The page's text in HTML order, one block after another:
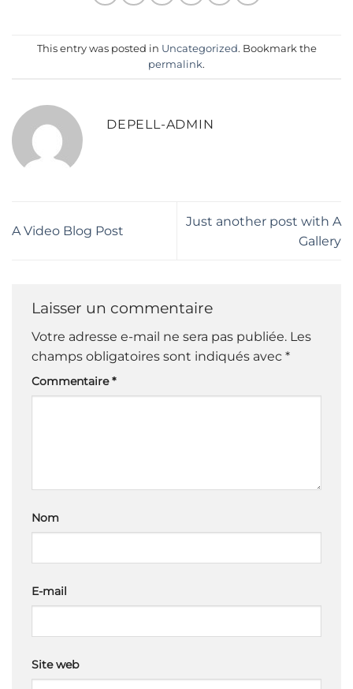
This entry was posted in Uncategorized. Bookmark the
permalink.
DEPELL-ADMIN
A Video Blog Post
Just another post with A
Gallery
Laisser un commentaire
Votre adresse e-mail ne sera pas publiée. Les
champs obligatoires sont indiqués avec *
Commentaire*
Nom
E-mail
Site web